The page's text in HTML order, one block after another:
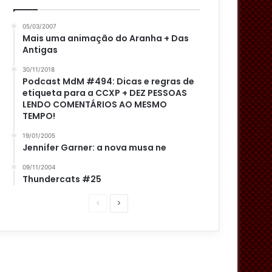
05/03/2007
Mais uma animação do Aranha + Das
Antigas
30/11/2018
Podcast MdM #494: Dicas e regras de
etiqueta para a CCXP + DEZ PESSOAS
LENDO COMENTÁRIOS AO MESMO
TEMPO!
19/01/2005
Jennifer Garner: a nova musa ne
09/11/2004
Thundercats #25